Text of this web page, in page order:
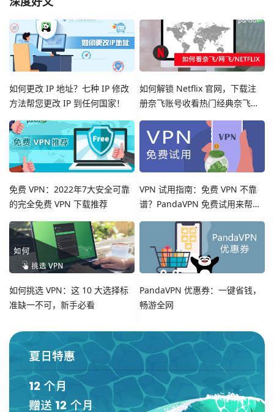
如何更改 IP 地址？七种 IP 修改
方法帮您更改 IP 到任何国家！
如何解锁 Netflix 官网，下载注
册奈飞账号收看热门经典奈飞影
视剧集
免费 VPN：2022年7大安全可靠
的完全免费 VPN 下载推荐
VPN 试用指南：免费 VPN 不靠
谱？PandaVPN 免费试用来帮
您！
如何挑选 VPN：这 10 大选择标
准缺一不可，新手必看
PandaVPN 优惠券：一键省钱，
畅游全网